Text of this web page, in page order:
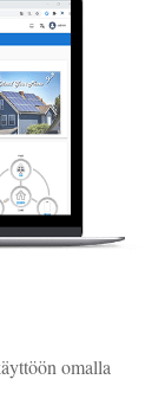
omalla